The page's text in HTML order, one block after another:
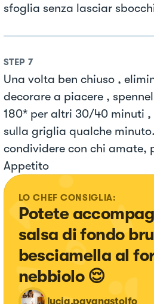
sfoglia senza lasciar
STEP 7
Una volta ben chiuso ,
decorare a piacere ,
180* per altri 30/40 minuti
sulla griglia qualche
condividere con chi amate,
Appetito
LO CHEF CONSIGLIA:
Potete
salsa di fondo
besciamella al
nebbiolo 😌
lucia.pavanastolfo